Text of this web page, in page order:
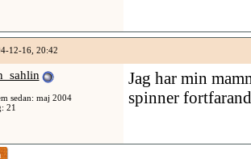
12-16, 20:42
sedan: maj 2004
21
Jag har min
spinner